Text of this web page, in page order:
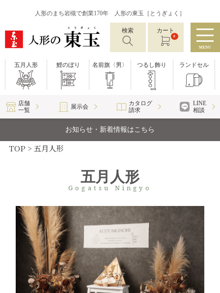
人形のまち岩槻で創業170年 人形の東玉［とうぎょく］
検索 カート
0
MENU
五月人形 鯉のぼり 名前旗〈男〉 つるし飾り ランドセル
店舗
一覧
展示会
カタログ
請求
LINE
相談
お知らせ・新着情報はこちら
TOP 五月人形
五月人形
Gogatsu Ningyo